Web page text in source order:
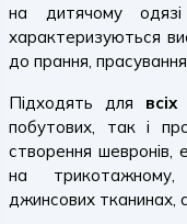
на дитячому
характеризуються
до прання,
Підходять для
побутових, так і
створення шевронів,
на трикотажному,
джинсових тканинах,